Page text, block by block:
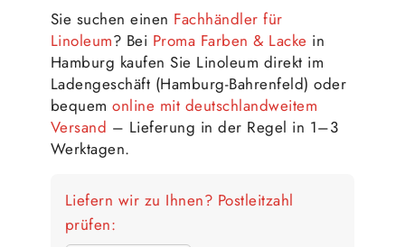
Sie suchen einen Fachhändler für
Linoleum? Bei Proma Farben & Lacke in
Hamburg kaufen Sie Linoleum direkt im
Ladengeschäft (Hamburg-Bahrenfeld) oder
bequemonline mit deutschlandweitem
Versand – Lieferung in der Regel in 1–3
Werktagen.
Liefern wir zu Ihnen? Postleitzahl
prüfen: